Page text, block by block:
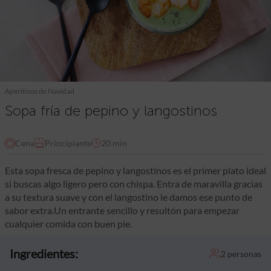
Aperitivos de Navidad
Sopa fría de pepino y langostinos
Cena Principiante 20 min
Esta sopa fresca de pepino y langostinos es el primer plato ideal
si buscas algo ligero pero con chispa. Entra de maravilla gracias
a su textura suave y con el langostino le damos ese punto de
sabor extra.Un entrante sencillo y resultón para empezar
cualquier comida con buen pie.
Ingredientes: 2 personas